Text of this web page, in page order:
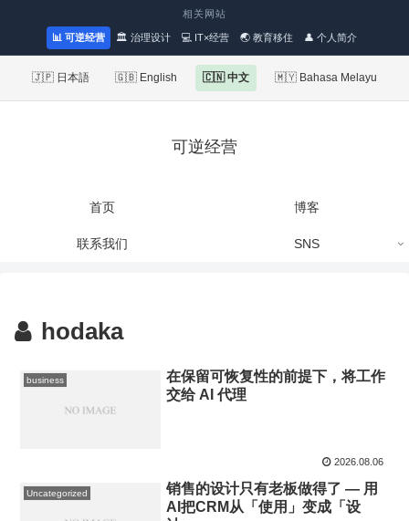
相关网站
📊 可逆经营 🏛 治理设计 💻 IT×经营 🌏 教育移住 👤 个人简介
🇯🇵 日本語 🇬🇧 English 🇨🇳 中文 🇲🇾 Bahasa Melayu
可逆经营
首页 博客
联系我们 SNS
hodaka
business
在保留可恢复性的前提下，将工作
交给 AI 代理
2026.08.06
Uncategorized
销售的设计只有老板做得了 ― 用
AI把CRM从「使用」变成「设